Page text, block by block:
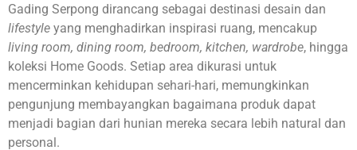
Gading Serpong dirancang sebagai destinasi desain dan
lifestyle yang menghadirkan inspirasi ruang, mencakup
living room, dining room, bedroom, kitchen, wardrobe, hingga
koleksi Home Goods. Setiap area dikurasi untuk
mencerminkan kehidupan sehari-hari, memungkinkan
pengunjung membayangkan bagaimana produk dapat
menjadi bagian dari hunian mereka secara lebih natural dan
personal.